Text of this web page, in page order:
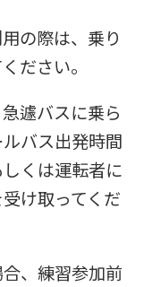
の際は、乗り
ださい。
遽バスに乗ら
バス出発時間
くは運転者に
け取ってくだ
、練習参加前